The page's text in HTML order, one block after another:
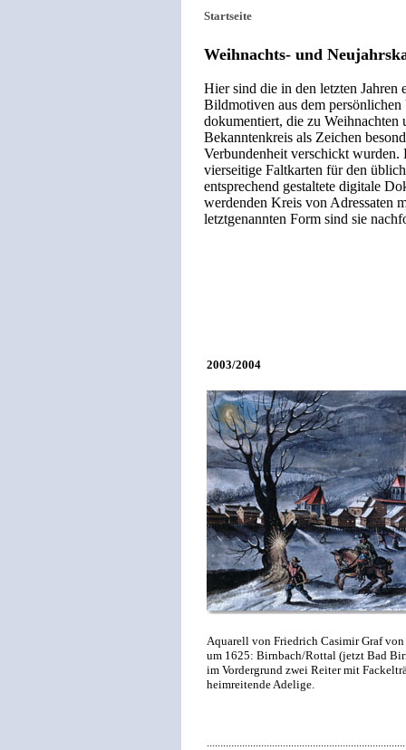
Startseite
Weihnachts- und
Hier sind die in den letzten Jahren
Bildmotiven aus dem
dokumentiert, die zu Weihnachten
Bekanntenkreis als Zeichen
Verbundenheit verschickt wurden.
vierseitige Faltkarten für den
entsprechend gestaltete digitale
werdenden Kreis von Adressaten
letztgenannten Form sind sie
2003/2004
Aquarell von Friedrich Casimir Graf
um 1625: Birnbach/Rottal (jetzt Bad
im Vordergrund zwei Reiter mit
heimreitende Adelige.